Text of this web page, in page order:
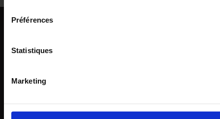
Préférences
Statistiques
Marketing